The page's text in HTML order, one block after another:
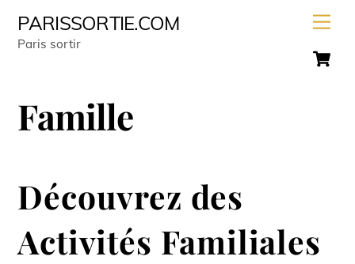
PARISSORTIE.COM
Paris sortir
Famille
Découvrez des
Activités Familiales